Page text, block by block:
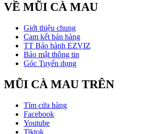
VỀ MŨI CÀ MAU
Giới thiệu chung
Cam kết bán hàng
TT Bảo hành EZVIZ
Bảo mật thông tin
Góc Tuyển dụng
MŨI CÀ MAU TRÊN
Tìm cửa hàng
Facebook
Youtube
Tiktok